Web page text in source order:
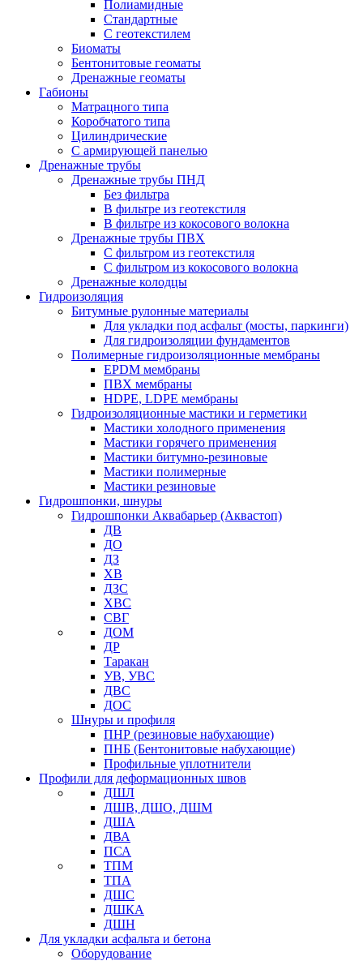
Полиамидные
Стандартные
С геотекстилем
Биоматы
Бентонитовые геоматы
Дренажные геоматы
Габионы
Матрацного типа
Коробчатого типа
Цилиндрические
С армирующей панелью
Дренажные трубы
Дренажные трубы ПНД
Без фильтра
В фильтре из геотекстиля
В фильтре из кокосового волокна
Дренажные трубы ПВХ
С фильтром из геотекстиля
С фильтром из кокосового волокна
Дренажные колодцы
Гидроизоляция
Битумные рулонные материалы
Для укладки под асфальт (мосты, паркинги)
Для гидроизоляции фундаментов
Полимерные гидроизоляционные мембраны
EPDM мембраны
ПВХ мембраны
HDPE, LDPE мембраны
Гидроизоляционные мастики и герметики
Мастики холодного применения
Мастики горячего применения
Мастики битумно-резиновые
Мастики полимерные
Мастики резиновые
Гидрошпонки, шнуры
Гидрошпонки Аквабарьер (Аквастоп)
ДВ
ДО
ДЗ
ХВ
ДЗС
ХВС
СВГ
ДОМ
ДР
Таракан
УВ, УВС
ДВС
ДОС
Шнуры и профиля
ПНР (резиновые набухающие)
ПНБ (Бентонитовые набухающие)
Профильные уплотнители
Профили для деформационных швов
ДШЛ
ДШВ, ДШО, ДШМ
ДША
ДВА
ПСА
ТПМ
ТПА
ДШС
ДШКА
ДШН
Для укладки асфальта и бетона
Оборудование